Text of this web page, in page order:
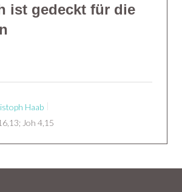
ist gedeckt für die
Haab
Joh 4,15